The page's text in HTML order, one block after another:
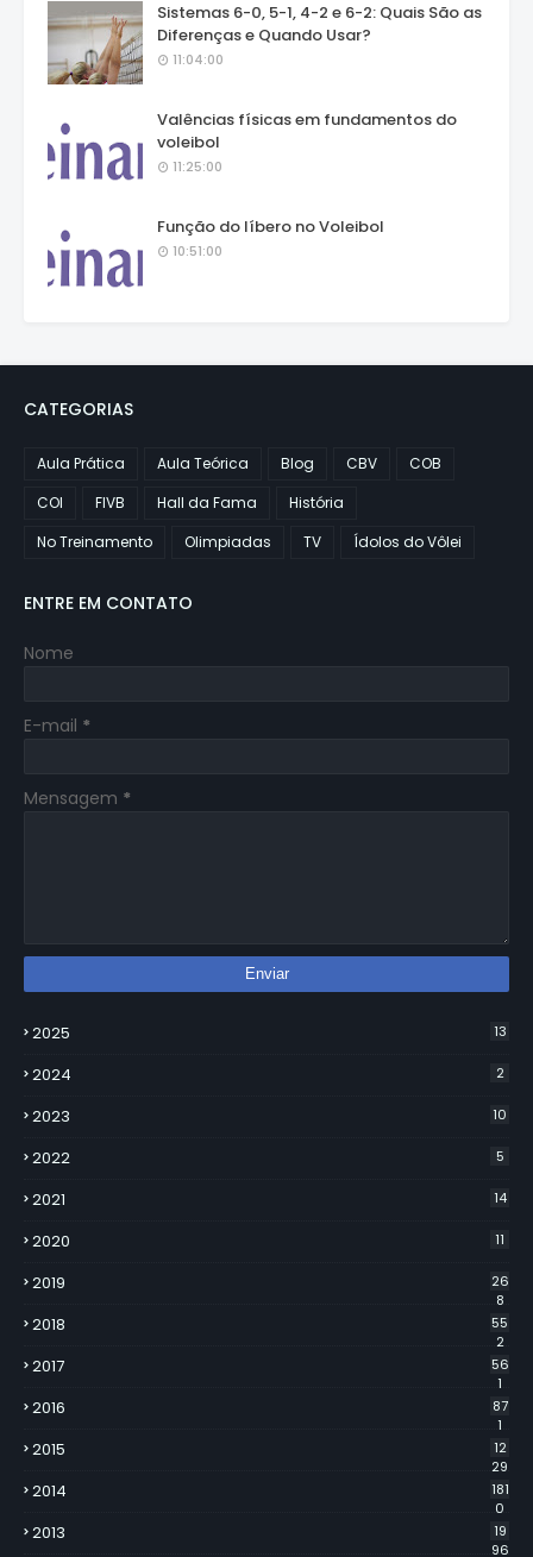
Sistemas 6-0, 5-1, 4-2 e 6-2: Quais São as
Diferenças e Quando Usar?
11:04:00
Valências físicas em fundamentos do
voleibol
11:25:00
Função do líbero no Voleibol
10:51:00
CATEGORIAS
Aula Prática Aula Teórica Blog CBV
COB
COI
FIVB Hall da Fama
História
No Treinamento
Olimpiadas TV Ídolos do Vôlei
ENTRE EM CONTATO
Nome
E-mail *
Mensagem *
2025 13
2024 2
2023 10
2022 5
2021 14
2020 11
2019
26
8
2018
55
2
2017
56
1
2016
87
1
2015
12
29
2014
181
0
2013
19
96